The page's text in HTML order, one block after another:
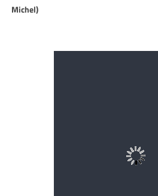
Michel)